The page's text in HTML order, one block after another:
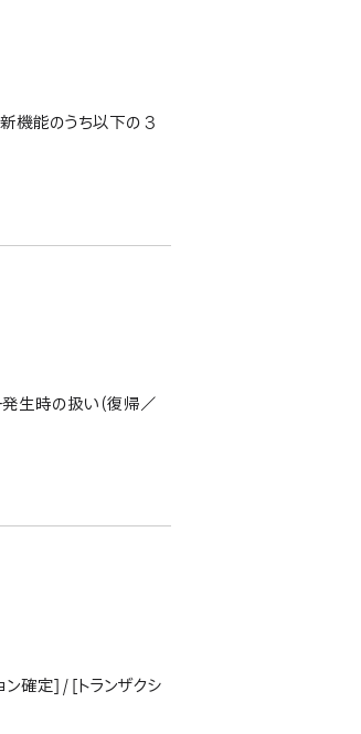
機能のうち以下の 3
発生時の扱い（復帰／
確定] / [トランザクシ